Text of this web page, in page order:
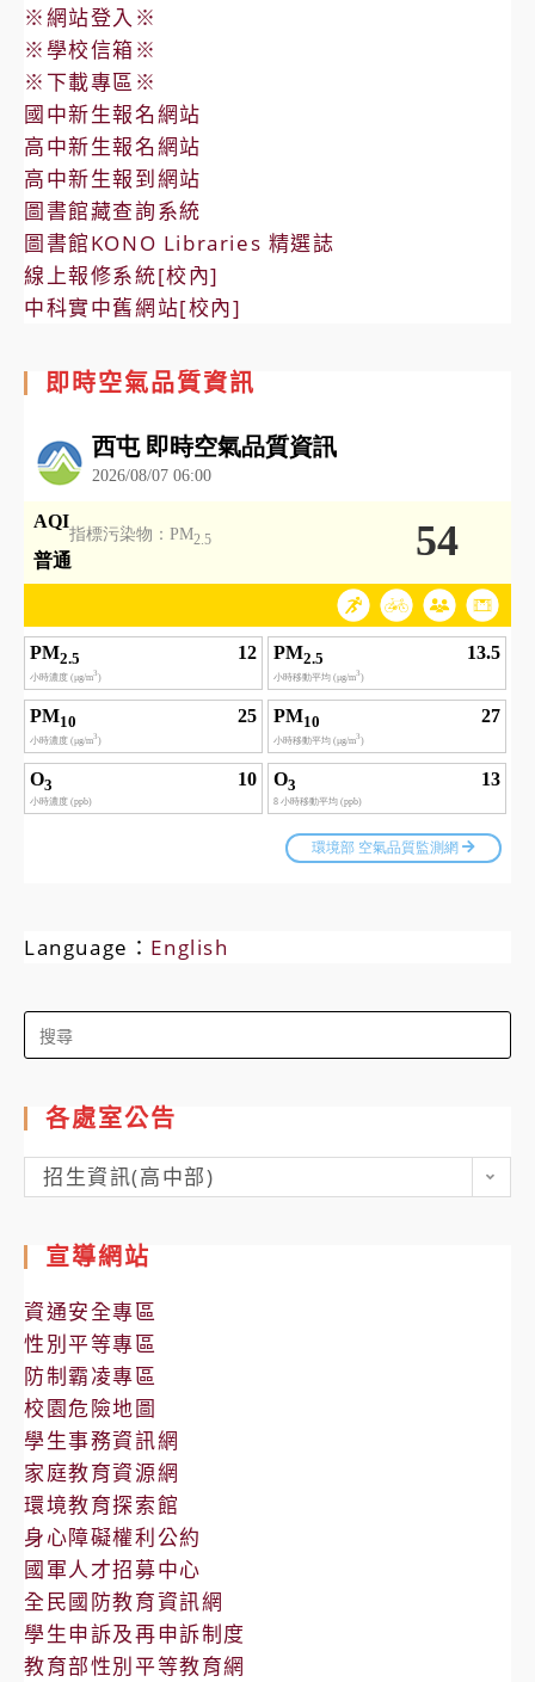
※網站登入※
※學校信箱※
※下載專區※
國中新生報名網站
高中新生報名網站
高中新生報到網站
圖書館藏查詢系統
圖書館KONO Libraries 精選誌
線上報修系統[校內]
中科實中舊網站[校內]
即時空氣品質資訊
Language： English
Search
for:
各處室公告
各
處
公
告
招生資訊(高中部)
宣導網站
資通安全專區
性別平等專區
防制霸凌專區
校園危險地圖
學生事務資訊網
家庭教育資源網
環境教育探索館
身心障礙權利公約
國軍人才招募中心
全民國防教育資訊網
學生申訴及再申訴制度
教育部性別平等教育網